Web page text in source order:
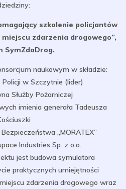
szkolenie policjantów
zdarzenia drogowego”,
SymZdaDrog.
naukowym w składzie:
Policji w Szczytnie (lider)
Służby Pożarniczej
imienia generała Tadeusza
„MORATEX”
Industries Sp. z o.o.
jest budowa symulatora
praktycznych umiejętności
zdarzenia drogowego wraz